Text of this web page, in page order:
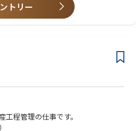
トリー
程管理の仕事です。